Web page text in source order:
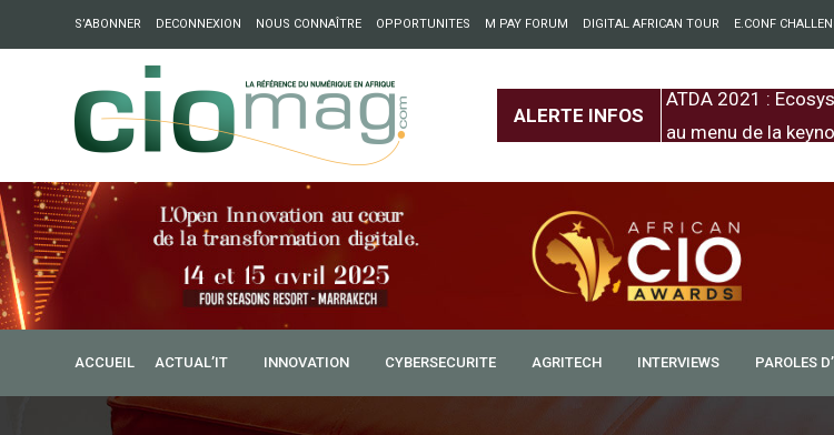
S’ABONNER DECONNEXION NOUS CONNAÎTRE OPPORTUNITES M PAY FORUM DIGITAL AFRICAN TOUR E.CONF
ALERTE INFOS
: Partech Shaker lance Chapter54 pour créer des ponts entre l’Europe et
ATDA 2021 :
au menu de la
ACCUEIL ACTUAL’IT INNOVATION CYBERSECURITE AGRITECH INTERVIEWS PAROLES